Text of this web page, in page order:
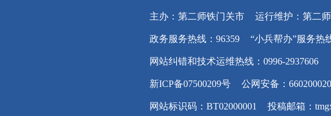
主办：第二师铁门关市 运行维护：第二
政务服务热线：96359 “小兵帮办”服务热
网站纠错和技术运维热线：0996-2937606
新ICP备07500209号 公网安备：
网站标识码：BT02000001 投稿邮箱：